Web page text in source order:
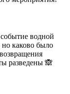
водной
каково было
разведены 🙈